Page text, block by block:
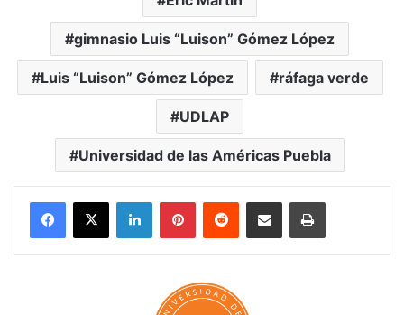
gimnasio Luis “Luison” Gómez López
Luis “Luison” Gómez López ráfaga verde
UDLAP
Universidad de las Américas Puebla
LinkedInPinterestReddit Share via Email Print